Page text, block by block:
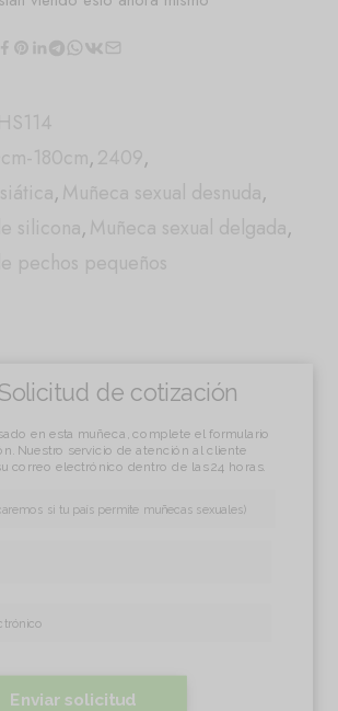
180cm,2409,
,Muñeca sexual desnuda,
silicona,Muñeca sexual delgada,
pechos pequeños
de cotización
en esta muñeca, complete el formulario
Nuestro servicio de atención al cliente
correo electrónico dentro de las 24 horas.
Enviar solicitud